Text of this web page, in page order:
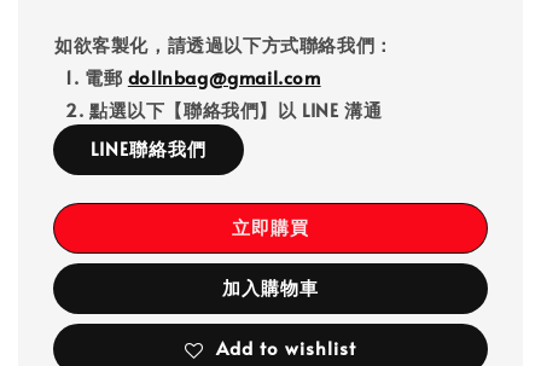
如欲客製化，請透過以下方式聯絡我們：
1. 電郵 dollnbag@gmail.com
2. 點選以下【聯絡我們】以 LINE 溝通
LINE聯絡我們
立即購買
加入購物車
Add to wishlist